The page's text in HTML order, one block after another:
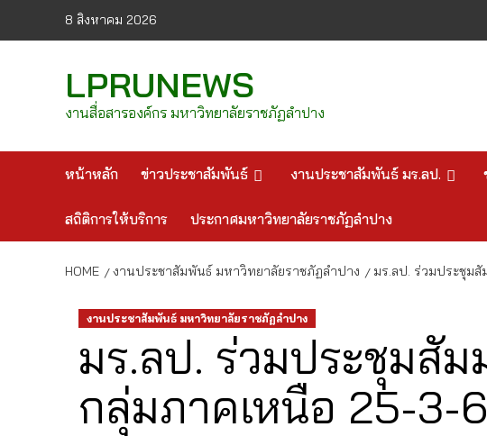
8 สิงหาคม 2026
LPRUNEWS
งานสื่อสารองค์กร มหาวิทยาลัยราชภัฏลำปาง
หน้าหลัก ข่าวประชาสัมพันธ์ งานประชาสัมพันธ์ มร.ลป.
สถิติการให้บริการ ประกาศมหาวิทยาลัยราชภัฏลำปาง
HOME งานประชาสัมพันธ์ มหาวิทยาลัยราชภัฏลำปาง มร.ลป. ร่วมประชุม
งานประชาสัมพันธ์ มหาวิทยาลัยราชภัฏลำปาง
มร.ลป. ร่วมประชุมสั
กลุ่มภาคเหนือ 25-3-